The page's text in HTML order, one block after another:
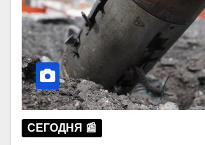
СЕГОДНЯ 📰